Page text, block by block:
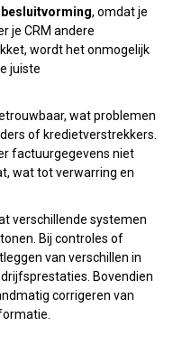
, omdat je
je CRM andere
wordt het onmogelijk
juiste
wat problemen
of kredietverstrekkers.
factuurgegevens niet
wat tot verwarring en
verschillende systemen
Bij controles of
van verschillen in
Bovendien
corrigeren van